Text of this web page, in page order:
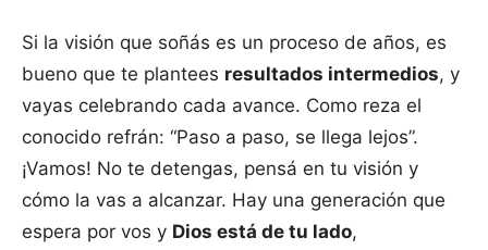
Si la visión que soñás es un proceso de años, es
bueno que te plantees resultados intermedios, y
vayas celebrando cada avance. Como reza el
conocido refrán: “Paso a paso, se llega lejos”.
¡Vamos! No te detengas, pensá en tu visión y
cómo la vas a alcanzar. Hay una generación que
espera por vos y Dios está de tu lado,